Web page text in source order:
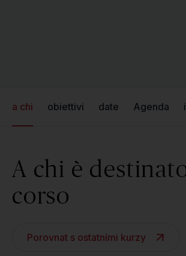
a chi obiettivi date Agenda
A chi è
corso
Porovnat s ostatními kurzy